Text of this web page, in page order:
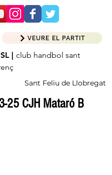
| club handbol sant
Sant Feliu de Llobregat
VEURE EL PARTIT
25 CJH Mataró B